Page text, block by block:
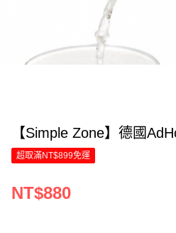
【Simple Zone】德國
超取滿NT$899免運
NT$880